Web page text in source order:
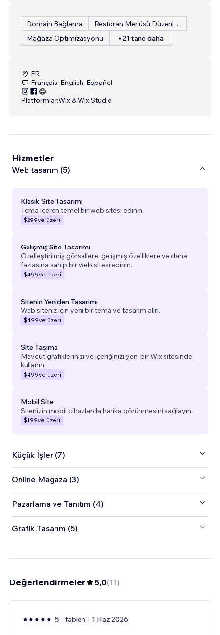
Domain Bağlama
Restoran Menüsü Düzenleme
Mağaza Optimizasyonu
+21 tane daha
FR
Français, English, Español
Platformlar:Wix & Wix Studio
Hizmetler
Web tasarım (5)
Klasik Site Tasarımı
Tema içeren temel bir web sitesi edinin.
$299ve üzeri
Gelişmiş Site Tasarımı
Özelleştirilmiş görsellere, gelişmiş özelliklere ve daha
fazlasına sahip bir web sitesi edinin.
$499ve üzeri
Sitenin Yeniden Tasarımı
Web siteniz için yeni bir tema ve tasarım alın.
$499ve üzeri
Site Taşıma
Mevcut grafiklerinizi ve içeriğinizi yeni bir Wix sitesinde
kullanın.
$499ve üzeri
Mobil Site
Sitenizin mobil cihazlarda harika görünmesini sağlayın.
$199ve üzeri
Küçük İşler (7)
Online Mağaza (3)
Pazarlama ve Tanıtım (4)
Grafik Tasarım (5)
Değerlendirmeler 5,0(11)
5 fabien 1 Haz 2026